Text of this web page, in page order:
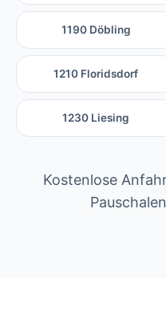
1190 Döbling
1210 Floridsdorf
1230 Liesing
Kostenlose